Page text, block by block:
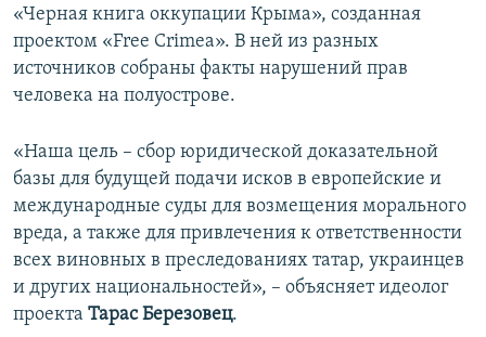
«Черная книга оккупации Крыма», созданная
проектом «Free Crimea». В ней из разных
источников собраны факты нарушений прав
человека на полуострове.
«Наша цель – сбор юридической доказательной
базы для будущей подачи исков в европейские и
международные суды для возмещения морального
вреда, а также для привлечения к ответственности
всех виновных в преследованиях татар, украинцев
и других национальностей», – объясняет идеолог
проекта Тарас Березовец.